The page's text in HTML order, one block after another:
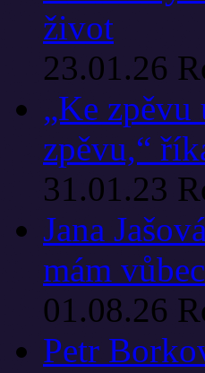
život
23.01.26
„Ke
zpěvu,“
31.01.23
Jana
mám
01.08.26
Petr